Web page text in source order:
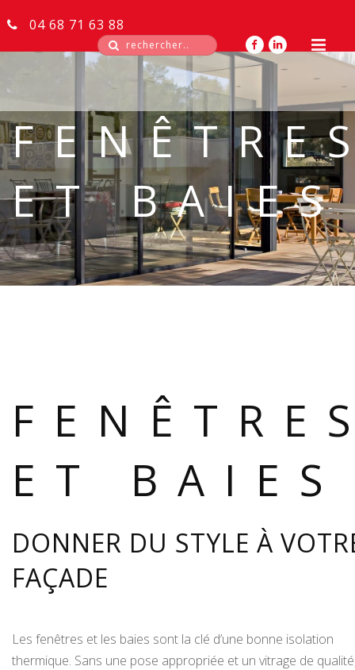
04 68 71 63 88
ET BAIES
ET BAIES
DONNER DU STYLE À
FAÇADE
Les fenêtres et les baies sont la clé d’une bonne isolation
thermique. Sans une pose appropriée et un vitrage de